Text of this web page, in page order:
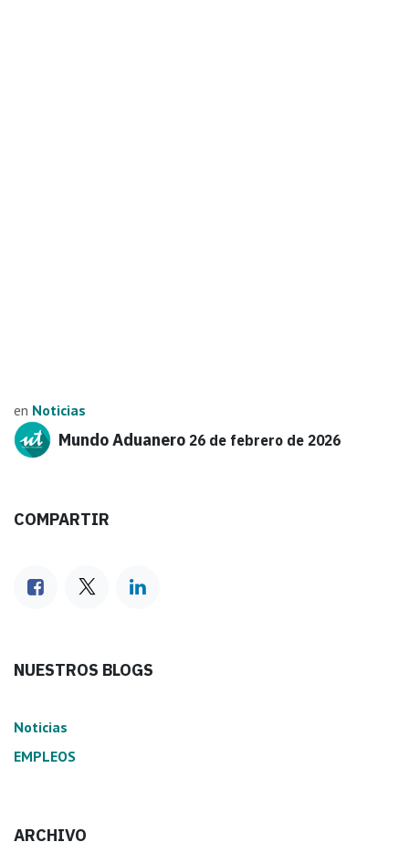
en Noticias
Mundo Aduanero 26 de febrero de 2026
COMPARTIR
NUESTROS BLOGS
Noticias
EMPLEOS
ARCHIVO